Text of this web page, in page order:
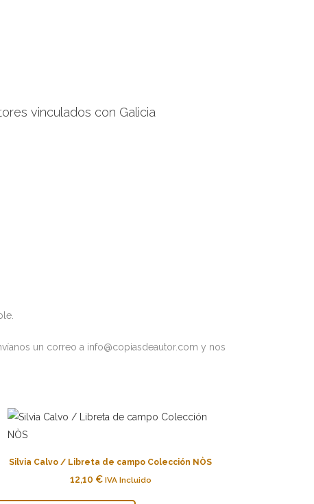
vinculados con Galicia
un correo a info@copiasdeautor.com y nos
Silvia Calvo / Libreta de campo Colección NÒS
12,10 € IVA Incluido